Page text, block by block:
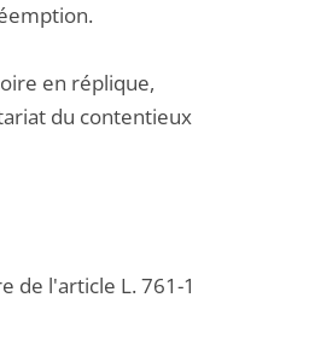
en réplique,
du contentieux
de l'article L. 761-1